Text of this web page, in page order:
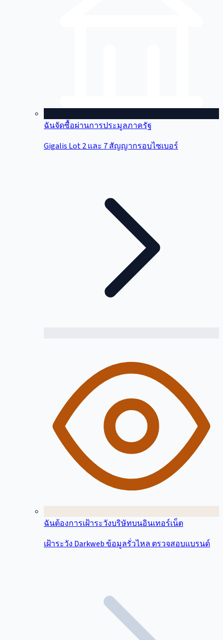
ฉันจัดซื้อผ่านการประมูลภาครัฐ
Gigalis Lot 2 และ 7 สัญญากรอบไซเบอร์
ฉันต้องการเฝ้าระวังบริษัทบนอินเทอร์เน็ต
เฝ้าระวัง Darkweb ข้อมูลรั่วไหล ตรวจสอบแบรนด์